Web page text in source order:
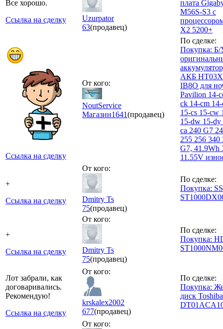
Все хорошо.
Ссылка на сделку
Uzurpator
63(продавец)
плата
M56S-S3 с
X2 5200+
Ссылка на сделку
От кого:
NoutService
Магазин1641(продавец)
По сделке:
Покупка: Б/
АКБ
IB8O для
Pavilion 14-
ck 14-cm
15-cs 15-cw
15-dw 15-dy
ca 240 G7
255 256 340
G7, 41.9Wh
11.55V
+
Ссылка на сделку
От кого:
Dmitry Ts
75(продавец)
По сделке:
Покупка:
+
Ссылка на сделку
От кого:
Dmitry Ts
75(продавец)
По сделке:
Покупка:
Лот забрали, как
договаривались.
Рекомендую!
Ссылка на сделку
От кого:
krskalex2002
677(продавец)
По сделке:
Покупка:
диск Toshiba
От кого: